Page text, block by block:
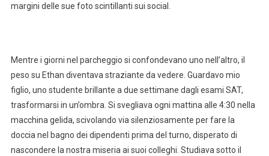
margini delle sue foto scintillanti sui social.
Mentre i giorni nel parcheggio si confondevano uno nell’altro, il
peso su Ethan diventava straziante da vedere. Guardavo mio
figlio, uno studente brillante a due settimane dagli esami SAT,
trasformarsi in un’ombra. Si svegliava ogni mattina alle 4:30 nella
macchina gelida, scivolando via silenziosamente per fare la
doccia nel bagno dei dipendenti prima del turno, disperato di
nascondere la nostra miseria ai suoi colleghi. Studiava sotto il